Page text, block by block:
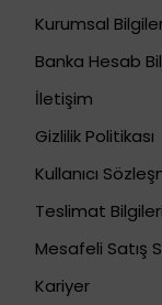
Kurumsal
Banka Hesab
İletişim
Gizlilik Politikası
Kullanıcı
Teslimat Bilgileri
Mesafeli Satış
Kariyer